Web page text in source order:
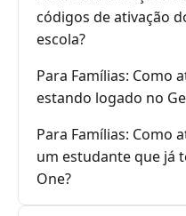
códigos de ativação
escola?
Para Famílias: Como
estando logado no
Para Famílias: Como
um estudante que já
One?